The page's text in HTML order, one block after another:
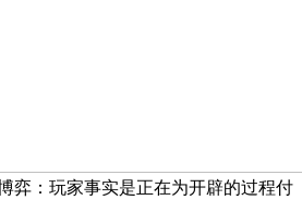
弈：玩家事实是正在为开辟的过程付